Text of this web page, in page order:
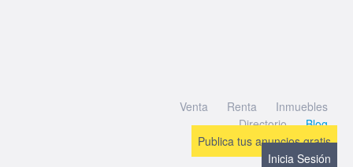
Venta Renta
Inmuebles
Directorio
Blog
Publica tus anuncios gratis
Inicia Sesión